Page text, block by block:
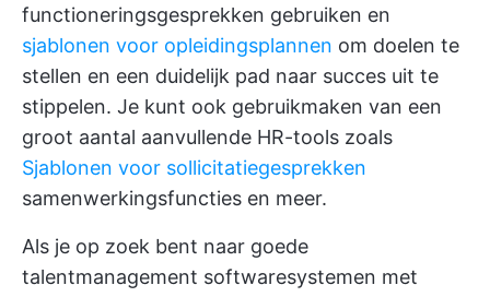
functioneringsgesprekken gebruiken en
sjablonen voor opleidingsplannen om doelen te
stellen en een duidelijk pad naar succes uit te
stippelen. Je kunt ook gebruikmaken van een
groot aantal aanvullende HR-tools zoals
Sjablonen voor sollicitatiegesprekken
samenwerkingsfuncties en meer.
Als je op zoek bent naar goede
talentmanagement softwaresystemen met